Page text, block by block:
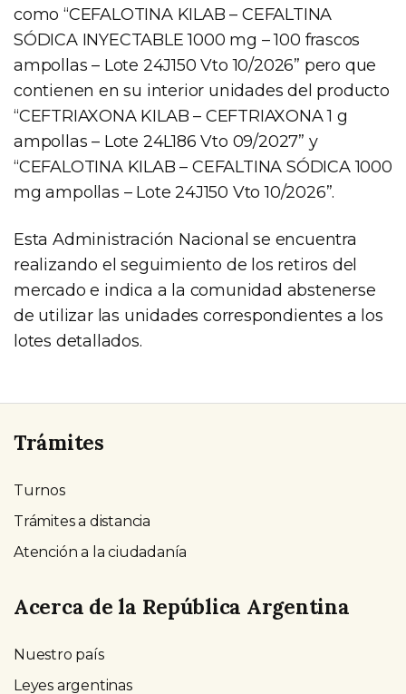
como “CEFALOTINA KILAB – CEFALTINA
SÓDICA INYECTABLE 1000 mg – 100 frascos
ampollas – Lote 24J150 Vto 10/2026” pero que
contienen en su interior unidades del producto
“CEFTRIAXONA KILAB – CEFTRIAXONA 1 g
ampollas – Lote 24L186 Vto 09/2027” y
“CEFALOTINA KILAB – CEFALTINA SÓDICA 1000
mg ampollas – Lote 24J150 Vto 10/2026”.
Esta Administración Nacional se encuentra
realizando el seguimiento de los retiros del
mercado e indica a la comunidad abstenerse
de utilizar las unidades correspondientes a los
lotes detallados.
Trámites
Turnos
Trámites a distancia
Atención a la ciudadanía
Acerca de la República Argentina
Nuestro país
Leyes argentinas